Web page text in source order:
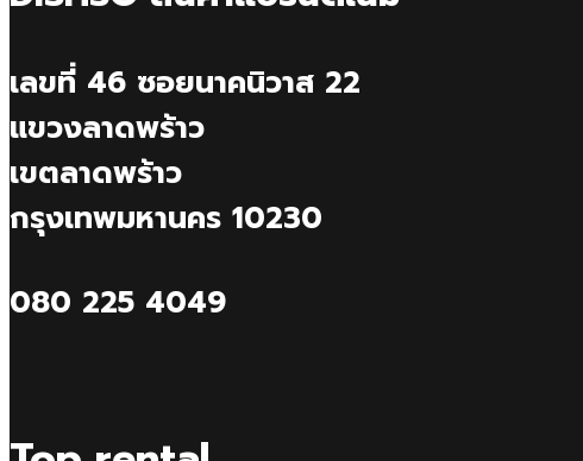
เลขที่ 46 ซอยนาคนิวาส 22
แขวงลาดพร้าว
เขตลาดพร้าว
กรุงเทพมหานคร 10230
080 225 4049